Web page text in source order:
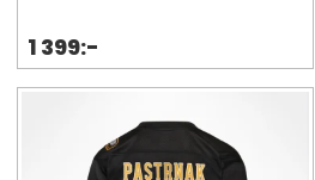
1 399:-